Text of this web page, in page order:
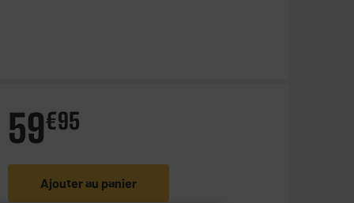
59€95
Ajouter au panier